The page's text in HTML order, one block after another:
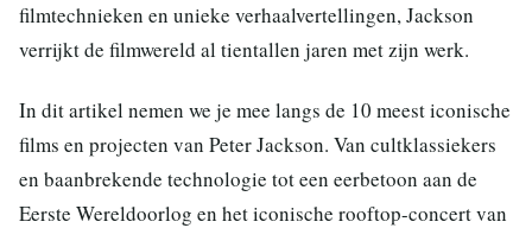
filmtechnieken en unieke verhaalvertellingen, Jackson
verrijkt de filmwereld al tientallen jaren met zijn werk.
In dit artikel nemen we je mee langs de 10 meest iconische
films en projecten van Peter Jackson. Van cultklassiekers
en baanbrekende technologie tot een eerbetoon aan de
Eerste Wereldoorlog en het iconische rooftop-concert van